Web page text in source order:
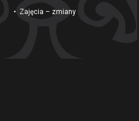
Zajęcia – zmiany